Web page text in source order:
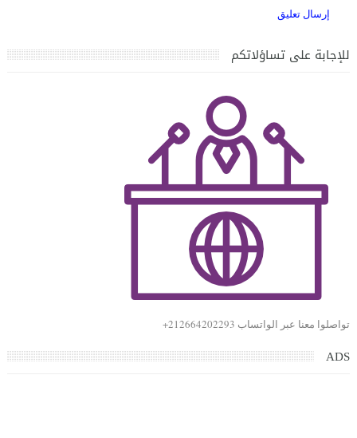
إرسال تعليق
للإجابة على تساؤلاتكم
تواصلوا معنا عبر الواتساب 212664202293+
ADS